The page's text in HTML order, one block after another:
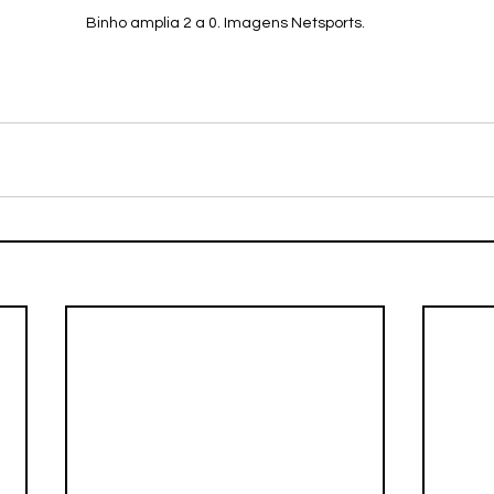
Binho amplia 2 a 0. Imagens Netsports.